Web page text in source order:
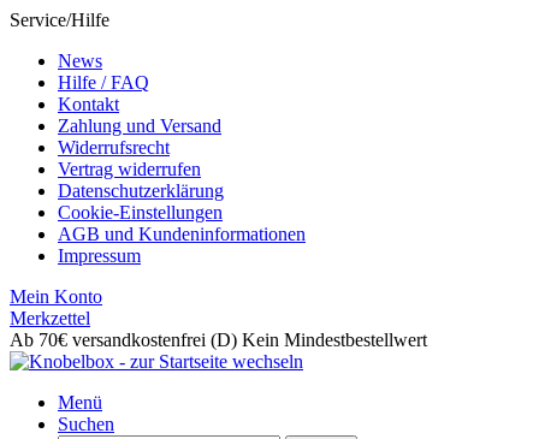
Service/Hilfe
News
Hilfe / FAQ
Kontakt
Zahlung und Versand
Widerrufsrecht
Vertrag widerrufen
Datenschutzerklärung
Cookie-Einstellungen
AGB und Kundeninformationen
Impressum
Mein Konto
Merkzettel
Ab 70€ versandkostenfrei (D) Kein Mindestbestellwert
Menü
Suchen